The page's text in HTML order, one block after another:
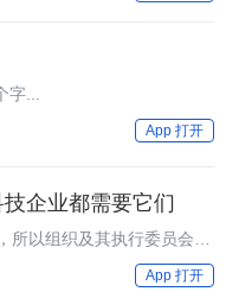
...
App 打开
企业都需要它们
以组织及其执行委员会将
本文将探讨多样性的具体
App 打开